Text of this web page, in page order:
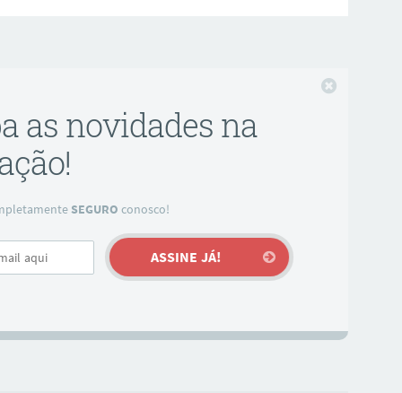
as novidades na
SEGURO conosco!